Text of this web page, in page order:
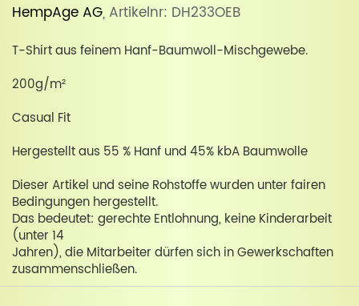
HempAge AG, Artikelnr: DH233OEB
T-Shirt aus feinem Hanf-Baumwoll-Mischgewebe.
200g/m²
Casual Fit
Hergestellt aus 55 % Hanf und 45% kbA Baumwolle
Dieser Artikel und seine Rohstoffe wurden unter fairen
Bedingungen hergestellt.
Das bedeutet: gerechte Entlohnung, keine Kinderarbeit
(unter 14
Jahren), die Mitarbeiter dürfen sich in Gewerkschaften
zusammenschließen.